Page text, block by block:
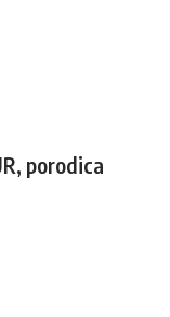
porodica